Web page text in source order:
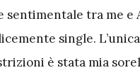
sentimentale tra me
single.
è stata mia